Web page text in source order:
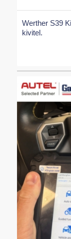
Werther S39
kivitel.